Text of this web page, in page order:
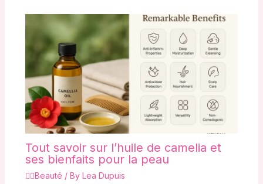
Tout savoir sur l’huile de camelia et
ses bienfaits pour la peau
💇‍♀️Beauté / By Lea Dupuis